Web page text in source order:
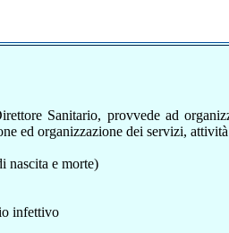
Sanitario, provvede ad
ed organizzazione dei servizi,
nascita e morte)
infettivo